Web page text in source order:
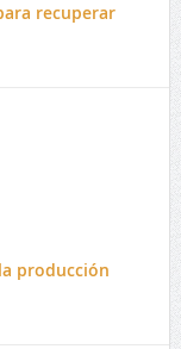
recuperar
producción